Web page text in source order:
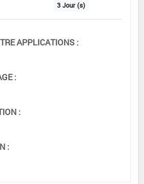
3 Jour (s)
APPLICATIONS :
:
:
: